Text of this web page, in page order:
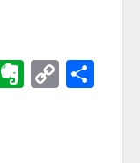
Evernote
Copy